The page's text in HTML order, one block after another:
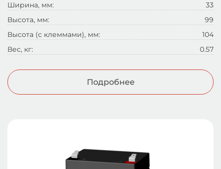
Ширина, мм:
33
Высота, мм:
99
Высота (с клеммами), мм:
104
Вес, кг:
0.57
Подробнее